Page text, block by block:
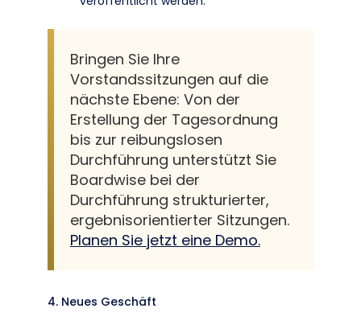
Bringen Sie Ihre
Vorstandssitzungen auf die
nächste Ebene: Von der
Erstellung der Tagesordnung
bis zur reibungslosen
Durchführung unterstützt Sie
Boardwise bei der
Durchführung strukturierter,
ergebnisorientierter Sitzungen.
Planen Sie jetzt eine Demo.
4. Neues Geschäft